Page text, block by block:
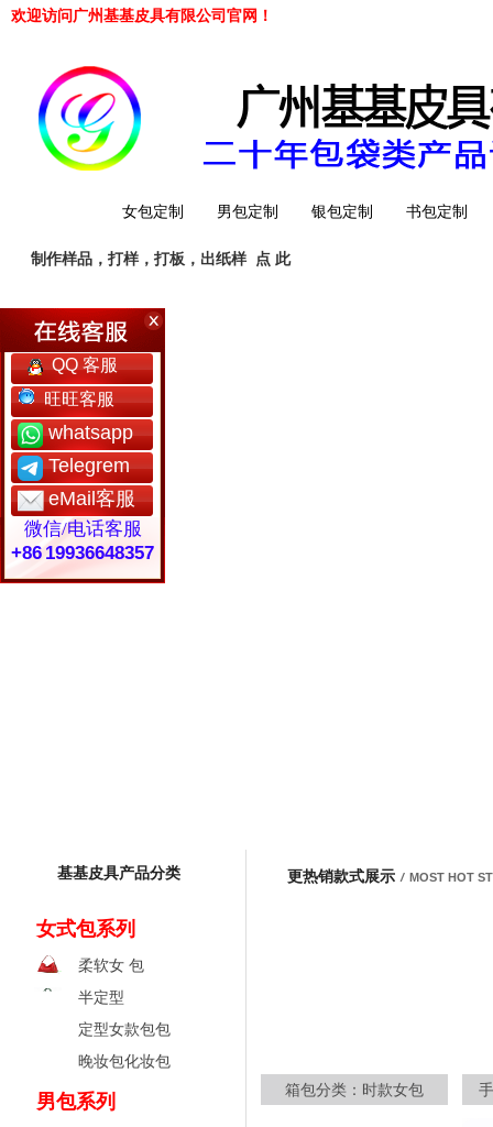
欢迎访问广州基基皮具有限公司官网！
女包定制 男包定制 银包定制 书包定制
工厂简介
制作样品，打样，打板，出纸样 点 此
基基皮具产品分类
女式包系列
柔软女 包
半定型
定型女款包包
晚妆包化妆包
男包系列
更热销款式展示 / MOST HOT
箱包分类：时款女包
QQ 客服
旺旺客服
whatsapp
Telegrem
eMail客服
微信/电话客服
+86 19936648357